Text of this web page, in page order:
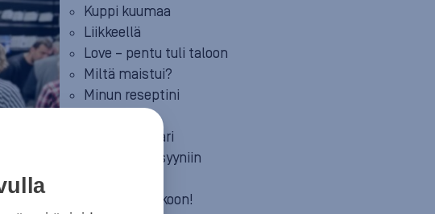
Kuppi kuumaa
Liikkeellä
Love – pentu tuli taloon
Miltä maistui?
Minun reseptini
Neuvosta vaari
Parempaan syyniin
Summeri soikoon!